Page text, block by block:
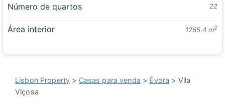
Número de quartos 22
Área interior 1265.4 m2
Lisbon Property > Casas para venda > Évora > Vila
Viçosa